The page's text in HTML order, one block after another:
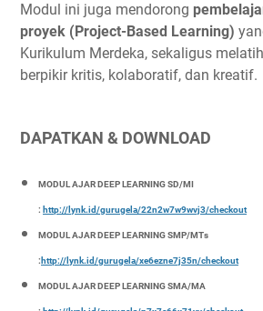
Modul ini juga mendorong
proyek (Project-Based Learning)
Kurikulum Merdeka, sekaligus
berpikir kritis, kolaboratif, dan kreatif.
DAPATKAN & DOWNLOAD
MODUL AJAR DEEP LEARNING SD/MI
: http://lynk.id/gurugela/22n2w7w9wvj3/checkout
MODUL AJAR DEEP LEARNING SMP/MTs
: http://lynk.id/gurugela/xe6ezne7j35n/checkout
MODUL AJAR DEEP LEARNING SMA/MA